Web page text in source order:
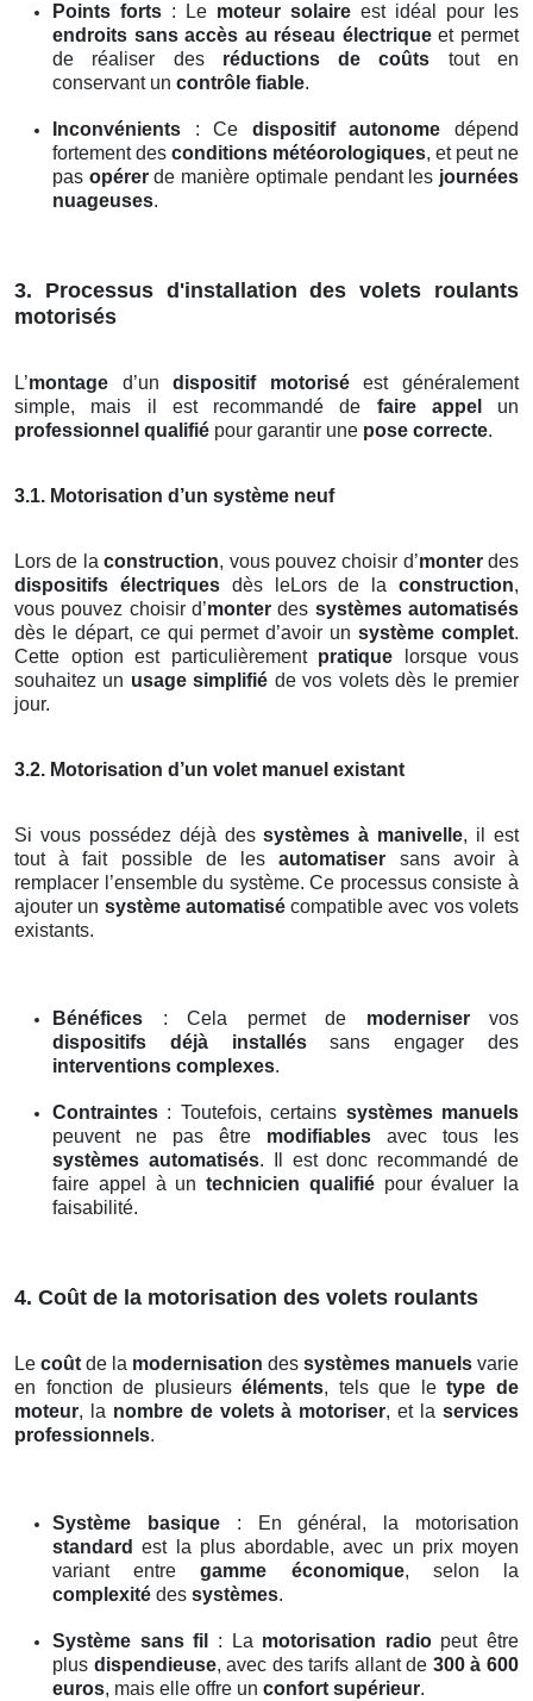
Points forts : Le moteur solaire est idéal pour les
endroits sans accès au réseau électriqueet permet
de réaliser des réductions de coûts tout en
conservant un contrôle fiable.
Inconvénients : Ce dispositif autonome dépend
fortement des conditions météorologiques, et peut ne
pas opérerde manière optimale pendant les journées
nuageuses.
3. Processus d'installation des volets roulants
motorisés
L’montage d’undispositif motoriséest généralement
simple, mais il est recommandé de faire appel
un
professionnel qualifié pour garantir une pose correcte.
3.1. Motorisation d’un système neuf
Lors de laconstruction, vous pouvez choisir d’monterdes
dispositifs électriquesdès leLors de laconstruction,
vous pouvez choisir d’monter des systèmes automatisés
dès le départ, ce qui permet d’avoir unsystème complet.
Cette option est particulièrement pratique lorsque vous
souhaitez un usage simplifié de vos volets dès le premier
jour.
3.2. Motorisation d’un volet manuel existant
Si vous possédez déjà dessystèmes à manivelle, il est
tout à fait possible de lesautomatiser sans avoir à
remplacer l’ensemble du système. Ce processus consiste à
ajouter un système automatisécompatible avec vos volets
existants.
Bénéfices : Cela permet de moderniservos
dispositifs déjà installéssans engager des
interventions complexes.
Contraintes : Toutefois, certains systèmes manuels
peuvent ne pas être modifiables avec tous les
systèmes automatisés. Il est donc recommandé de
faire appel à un technicien qualifiépour évaluer la
faisabilité.
4. Coût de la motorisation des volets roulants
Le coût de la modernisation des systèmes manuels varie
en fonction de plusieurséléments, tels que letype de
moteur, la nombre de volets à motoriser, et laservices
professionnels.
Système basique: En général, la motorisation
standard est la plus abordable, avec un prix moyen
variant entregamme économique, selon la
complexité des systèmes.
Système sans fil : La motorisation radiopeut être
plus dispendieuse, avec des tarifs allant de 300 à 600
euros, mais elle offre un confort supérieur.